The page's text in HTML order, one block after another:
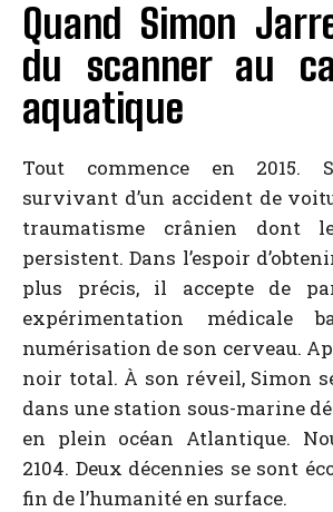
Quand Simon
du scanner au
aquatique
Tout commence en 2015.
survivant d’un accident de
traumatisme crânien dont
persistent. Dans l’espoir
plus précis, il accepte de
expérimentation médicale
numérisation de son cerveau.
noir total. À son réveil, Simon
dans une station sous-marine
en plein océan Atlantique.
2104. Deux décennies se sont
fin de l’humanité en surface.